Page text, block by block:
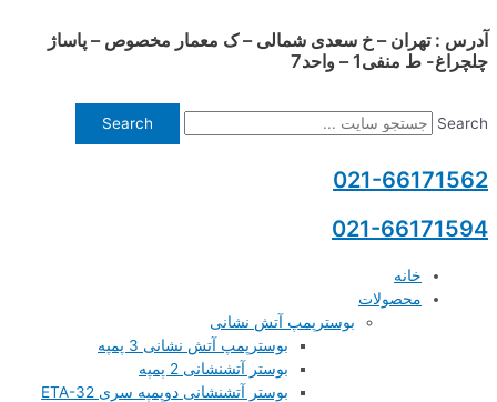
پرش
به
آدرس : تهران – خ سعدی شمالی – ک معمار مخصوص – پاساژ
چلچراغ- ط منفی1 – واحد7
Search
Search
021-66171562
021-66171594
خانه
محصولات
بوسترپمپ آتش نشانی
بوسترپمپ آتش نشانی 3 پمپه
بوستر آتشنشانی 2 پمپه
بوستر آتشنشانی دوپمپه سری ETA-32